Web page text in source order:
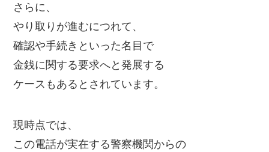
さらに、
やり取りが進むにつれて、
確認や手続きといった名目で
金銭に関する要求へと発展する
ケースもあるとされています。
現時点では、
この電話が実在する警察機関からの